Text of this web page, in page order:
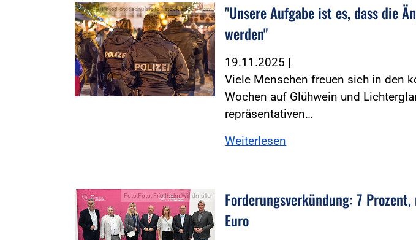
Foto:Foto: schulzfoto - stock.adobe.com
"Unsere Aufgabe ist es, dass die
werden"
19.11.2025 |
Viele Menschen freuen sich in den
Wochen auf Glühwein und
repräsentativen…
Weiterlesen
Foto:Foto: Friedhelm Windmüller
Forderungsverkündung: 7
Euro